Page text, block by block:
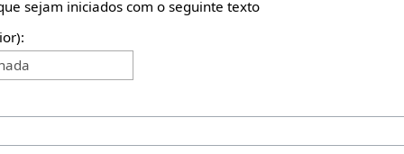
sejam iniciados com o seguinte texto